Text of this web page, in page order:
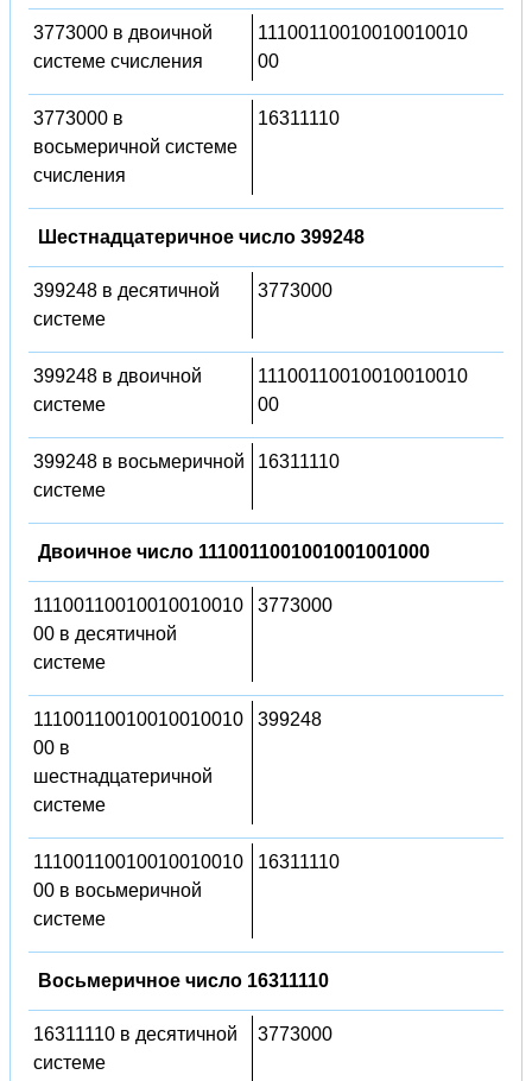
3773000 в двоичной
системе счисления
11100110010010010010
00
3773000 в
восьмеричной системе
счисления
16311110
Шестнадцатеричное число 399248
399248 в десятичной
системе
3773000
399248 в двоичной
системе
11100110010010010010
00
399248 в восьмеричной
системе
16311110
Двоичное число 1110011001001001001000
11100110010010010010
00 в десятичной
системе
3773000
11100110010010010010
00 в
шестнадцатеричной
системе
399248
11100110010010010010
00 в восьмеричной
системе
16311110
Восьмеричное число 16311110
16311110 в десятичной
системе
3773000